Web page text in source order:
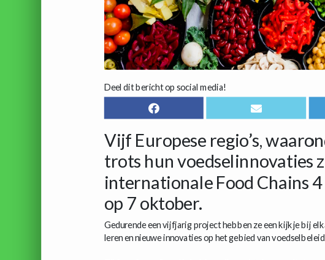
Deel dit bericht op social media!
Vijf Europese regio’s,
trots hun voedselinnovaties
internationale Food Chains
op 7 oktober.
Gedurende een vijfjarig project hebben ze een kijkje bij
leren en nieuwe innovaties op het gebied van